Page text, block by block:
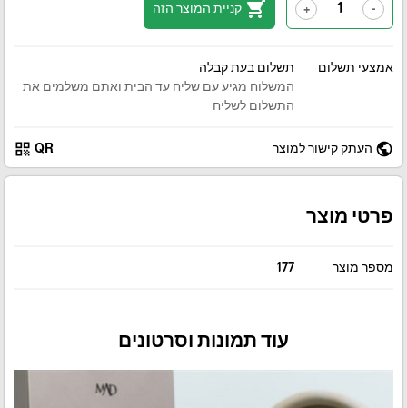
-
+
shopping_cart קניית המוצר הזה
אמצעי תשלום
תשלום בעת קבלה
המשלוח מגיע עם שליח עד הבית ואתם משלמים את
התשלום לשליח
public העתק קישור למוצר QR
qr_code
פרטי מוצר
מספר מוצר 177
עוד תמונות וסרטונים